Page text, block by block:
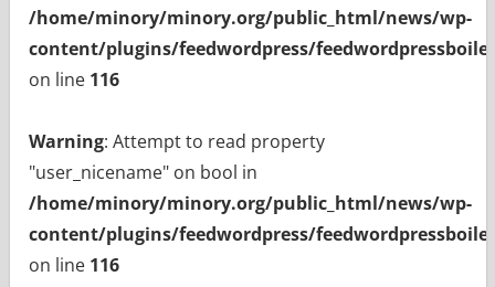
/home/minory/minory.org/public_html/news/wp-
content/plugins/feedwordpress/
on line 116
Warning: Attempt to read property
"user_nicename" on bool in
/home/minory/minory.org/public_html/news/wp-
content/plugins/feedwordpress/
on line 116